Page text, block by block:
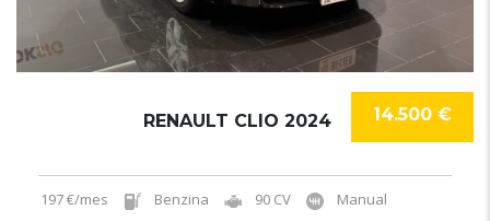
14.500 €
RENAULT CLIO 2024
197 €/mes Benzina 90 CV
Manual